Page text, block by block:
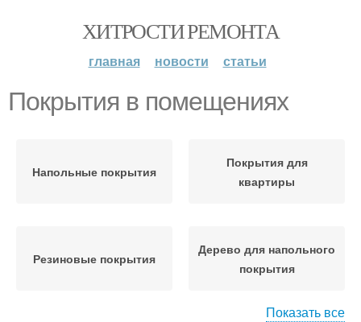
ХИТРОСТИ РЕМОНТА
главная новости статьи
Покрытия в помещениях
Напольные покрытия
Покрытия для
квартиры
Резиновые покрытия
Дерево для напольного
покрытия
Показать все